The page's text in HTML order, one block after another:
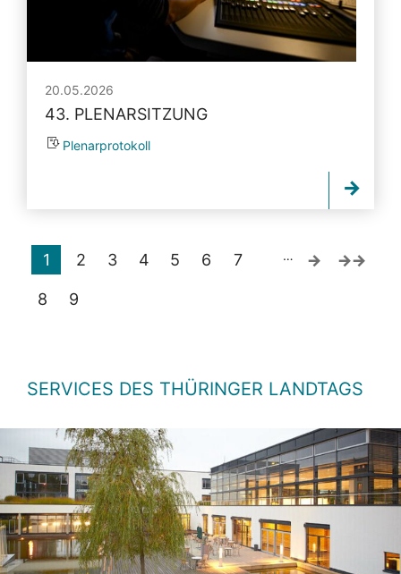
20.05.2026
43. PLENARSITZUNG
Plenarprotokoll
1 2 3 4 5 6 7
8 9
…
SERVICES DES THÜRINGER LANDTAGS